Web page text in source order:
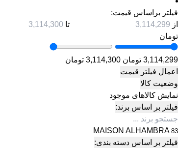
فیلتر براساس قیمت:
از
تا
تومان
3,114,299 تومان
3,114,300 تومان
اعمال فیلتر قیمت
وضعیت کالا
نمایش کالاهای موجود
فیلتر بر اساس برند:
MAISON ALHAMBRA 83
فیلتر بر اساس دسته بندی: